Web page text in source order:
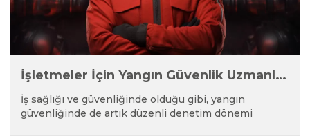
İşletmeler İçin Yangın Güvenlik Uzmanlığı
İş sağlığı ve güvenliğinde olduğu gibi, yangın
güvenliğinde de artık düzenli denetim dönemi